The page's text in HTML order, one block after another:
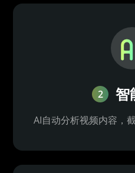
2 智
AI自动分析视频内容，